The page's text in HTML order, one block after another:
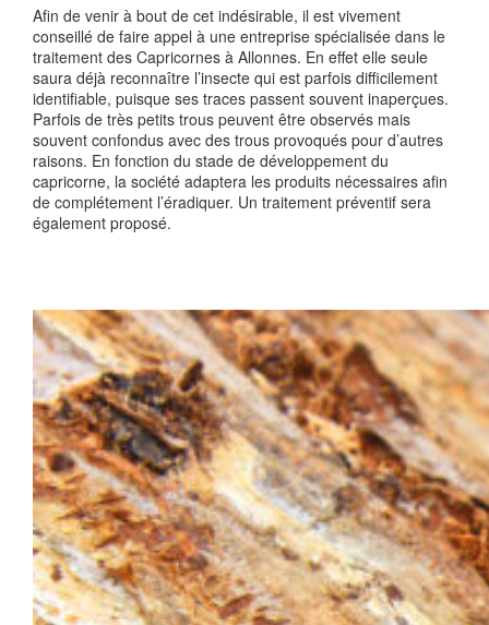
Afin de venir à bout de cet indésirable, il est vivement
conseillé de faire appel à une entreprise spécialisée dans le
traitement des Capricornes à Allonnes. En effet elle seule
saura déjà reconnaître l’insecte qui est parfois difficilement
identifiable, puisque ses traces passent souvent inaperçues.
Parfois de très petits trous peuvent être observés mais
souvent confondus avec des trous provoqués pour d’autres
raisons. En fonction du stade de développement du
capricorne, la société adaptera les produits nécessaires afin
de complétement l’éradiquer. Un traitement préventif sera
également proposé.